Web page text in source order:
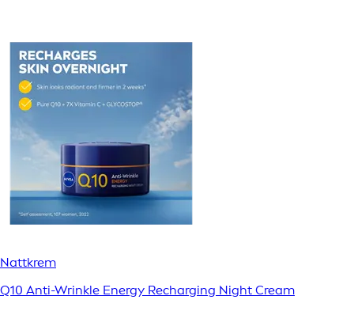
Nattkrem
Q10 Anti-Wrinkle Energy Recharging Night Cream